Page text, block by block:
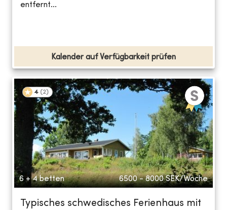
entfernt...
Kalender auf Verfügbarkeit prüfen
4 (2)
6 + 4 betten 6500 - 8000 SEK/Woche
Typisches schwedisches Ferienhaus mit